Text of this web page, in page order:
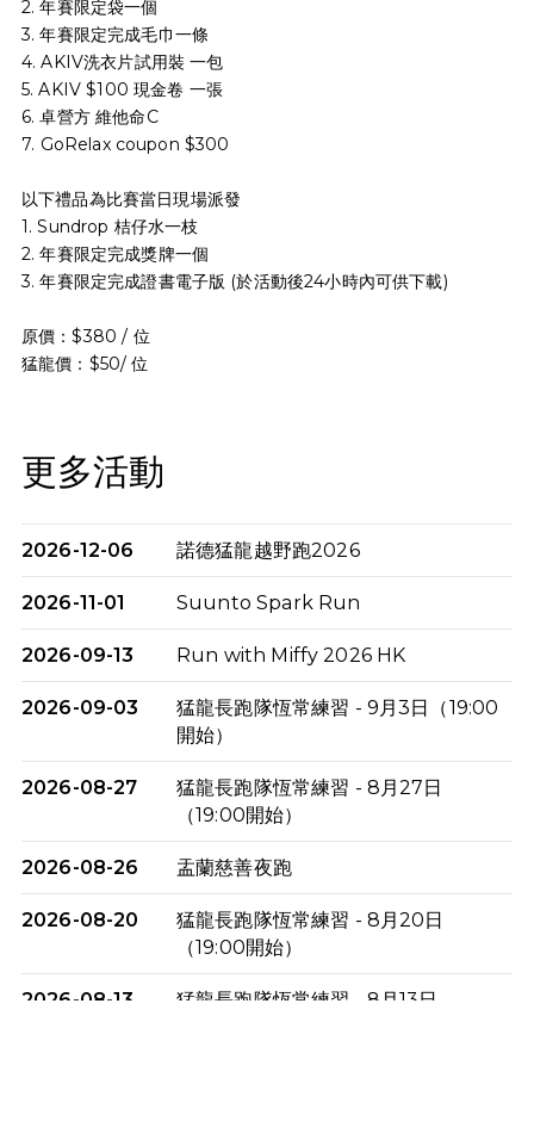
2. 年賽限定袋一個
3. 年賽限定完成毛巾一條
4. AKIV洗衣片試用裝 一包
5. AKIV $100 現金卷 一張
6. 卓營方 維他命C
⁠7. GoRelax coupon $300
以下禮品為比賽當日現場派發
1. Sundrop 桔仔水一枝
2. 年賽限定完成獎牌一個
3. 年賽限定完成證書電子版 (於活動後24小時內可供下載)
原價：$380 / 位
猛龍價：$50/ 位
更多活動
2026-12-06 諾德猛龍越野跑2026
2026-11-01 Suunto Spark Run
2026-09-13 Run with Miffy 2026 HK
2026-09-03
猛龍長跑隊恆常練習 - 9月3日（19:00
開始）
2026-08-27
猛龍長跑隊恆常練習 - 8月27日
（19:00開始）
2026-08-26 盂蘭慈善夜跑
2026-08-20
猛龍長跑隊恆常練習 - 8月20日
（19:00開始）
2026-08-13
猛龍長跑隊恆常練習 - 8月13日